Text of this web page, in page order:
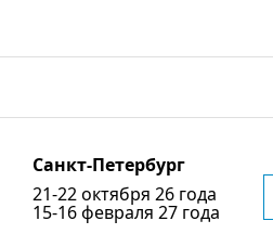
Санкт-Петербург
21-22 октября 26 года
15-16 февраля 27 года